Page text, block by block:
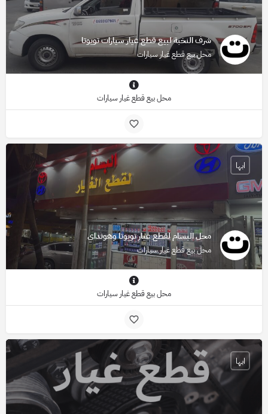
شرف النخبة لبيع قطع غيار سيارات تويوتا
محل بيع قطع غيار سيارات
محل بيع قطع غيار سيارات
محل البسام لقطع غيار تويوتا وهونداي
محل بيع قطع غيار سيارات
ابها
محل بيع قطع غيار سيارات
ابها